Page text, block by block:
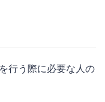
行う際に必要な人の